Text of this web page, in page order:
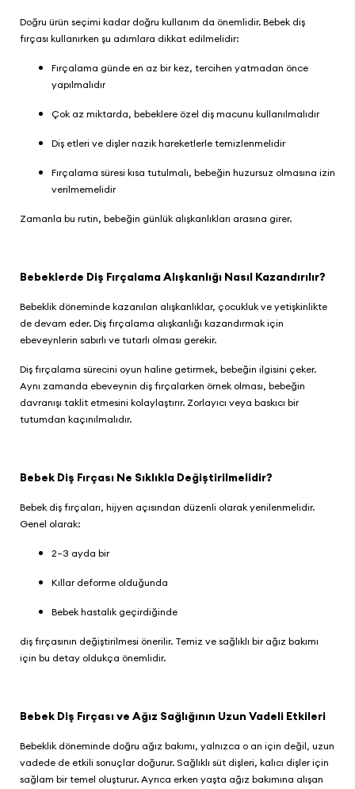
Doğru ürün seçimi kadar doğru kullanım da önemlidir. Bebek diş
fırçası kullanırken şu adımlara dikkat edilmelidir:
Fırçalama günde en az bir kez, tercihen yatmadan önce
yapılmalıdır
Çok az miktarda, bebeklere özel diş macunu kullanılmalıdır
Diş etleri ve dişler nazik hareketlerle temizlenmelidir
Fırçalama süresi kısa tutulmalı, bebeğin huzursuz olmasına izin
verilmemelidir
Zamanla bu rutin, bebeğin günlük alışkanlıkları arasına girer.
Bebeklerde Diş Fırçalama Alışkanlığı Nasıl Kazandırılır?
Bebeklik döneminde kazanılan alışkanlıklar, çocukluk ve yetişkinlikte
de devam eder. Diş fırçalama alışkanlığı kazandırmak için
ebeveynlerin sabırlı ve tutarlı olması gerekir.
Diş fırçalama sürecini oyun haline getirmek, bebeğin ilgisini çeker.
Aynı zamanda ebeveynin diş fırçalarken örnek olması, bebeğin
davranışı taklit etmesini kolaylaştırır. Zorlayıcı veya baskıcı bir
tutumdan kaçınılmalıdır.
Bebek Diş Fırçası Ne Sıklıkla Değiştirilmelidir?
Bebek diş fırçaları, hijyen açısından düzenli olarak yenilenmelidir.
Genel olarak:
2–3 ayda bir
Kıllar deforme olduğunda
Bebek hastalık geçirdiğinde
diş fırçasının değiştirilmesi önerilir. Temiz ve sağlıklı bir ağız bakımı
için bu detay oldukça önemlidir.
Bebek Diş Fırçası ve Ağız Sağlığının Uzun Vadeli Etkileri
Bebeklik döneminde doğru ağız bakımı, yalnızca o an için değil, uzun
vadede de etkili sonuçlar doğurur. Sağlıklı süt dişleri, kalıcı dişler için
sağlam bir temel oluşturur. Ayrıca erken yaşta ağız bakımına alışan